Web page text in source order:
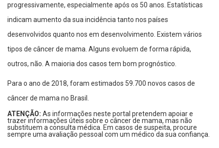
progressivamente, especialmente após os 50 anos. Estatísticas
indicam aumento da sua incidência tanto nos países
desenvolvidos quanto nos em desenvolvimento. Existem vários
tipos de câncer de mama. Alguns evoluem de forma rápida,
outros, não. A maioria dos casos tem bom prognóstico.
Para o ano de 2018, foram estimados 59.700 novos casos de
câncer de mama no Brasil.
ATENÇÃO: As informações neste portal pretendem apoiar e
trazer informações úteis sobre o câncer de mama, mas não
substituem a consulta médica. Em casos de suspeita, procure
sempre uma avaliação pessoal com um médico da sua confiança.